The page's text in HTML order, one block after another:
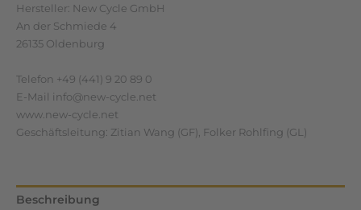
Hersteller: New Cycle GmbH
An der Schmiede 4
26135 Oldenburg
Telefon +49 (441) 9 20 89 0
E-Mail info@new-cycle.net
www.new-cycle.net
Geschäftsleitung: Zitian Wang (GF), Folker Rohlfing (GL)
Beschreibung